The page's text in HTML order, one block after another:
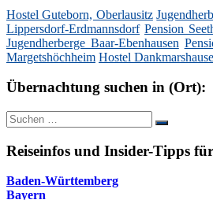
Hostel Guteborn, Oberlausitz
Lippersdorf-Erdmannsdorf Pension
Jugendherberge Baar-Ebenhausen
Margetshöchheim Hostel
Übernachtung suchen in (Ort):
Suche
nach:
Suchen
Reiseinfos und Insider-Tipps
Baden-Württemberg
Bayern